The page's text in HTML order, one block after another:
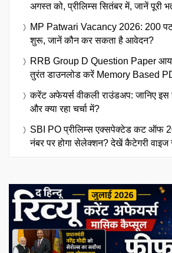
अगस्त को, प्रीलिम्स सितंबर में, जानें पूरी
MP Patwari Vacancy 2026: 200
शुरू, जानें कौन कर सकता है आवेदन?
RRB Group D Question Paper
तुरंत डाउनलोड करें Memory Based
करेंट अफेयर्स वीकली राउंडअप: जानिए इस
और क्या रहा चर्चा में?
SBI PO प्रीलिम्स एक्सपेक्टेड कट ऑफ
नंबर पर होगा सेलेक्शन? देखें कैटेगरी